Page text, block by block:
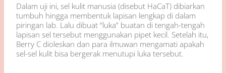
Dalam uji ini, sel kulit manusia (disebut HaCaT) dibiarkan
tumbuh hingga membentuk lapisan lengkap di dalam
piringan lab. Lalu dibuat “luka” buatan di tengah-tengah
lapisan sel tersebut menggunakan pipet kecil. Setelah itu,
Berry C dioleskan dan para ilmuwan mengamati apakah
sel-sel kulit bisa bergerak menutupi luka tersebut.